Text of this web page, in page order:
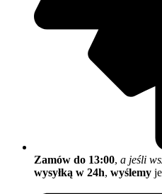
Zamów do 13:00, a jeśli
wysyłką w 24h, wyślemy